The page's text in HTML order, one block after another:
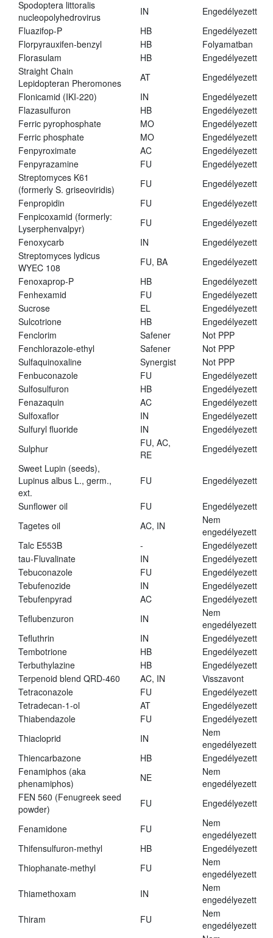
Spodoptera littoralis
nucleopolyhedrovirus
IN
Engedélyezett
Fluazifop-P
HB
Engedélyezett
Florpyrauxifen-benzyl
HB
Folyamatban
Florasulam
HB
Engedélyezett
Straight Chain
Lepidopteran Pheromones
AT
Engedélyezett
Flonicamid (IKI-220)
IN
Engedélyezett
Flazasulfuron
HB
Engedélyezett
Ferric pyrophosphate
MO
Engedélyezett
Ferric phosphate
MO
Engedélyezett
Fenpyroximate
AC
Engedélyezett
Fenpyrazamine
FU
Engedélyezett
Streptomyces K61
(formerly S. griseoviridis)
FU
Engedélyezett
Fenpropidin
FU
Engedélyezett
Fenpicoxamid (formerly:
Lyserphenvalpyr)
FU
Engedélyezett
Fenoxycarb
IN
Engedélyezett
Streptomyces lydicus
WYEC 108
FU, BA
Engedélyezett
Fenoxaprop-P
HB
Engedélyezett
Fenhexamid
FU
Engedélyezett
Sucrose
EL
Engedélyezett
Sulcotrione
HB
Engedélyezett
Fenclorim
Safener
Not PPP
Fenchlorazole-ethyl
Safener
Not PPP
Sulfaquinoxaline
Synergist
Not PPP
Fenbuconazole
FU
Engedélyezett
Sulfosulfuron
HB
Engedélyezett
Fenazaquin
AC
Engedélyezett
Sulfoxaflor
IN
Engedélyezett
Sulfuryl fluoride
IN
Engedélyezett
Sulphur
FU, AC,
RE
Engedélyezett
Sweet Lupin (seeds),
Lupinus albus L., germ.,
ext.
FU Engedélyezett
Sunflower oil FU
Engedélyezett
Tagetes oil
AC, IN
Nem
engedélyezett
Talc E553B
-
Engedélyezett
tau-Fluvalinate
IN
Engedélyezett
Tebuconazole
FU
Engedélyezett
Tebufenozide
IN
Engedélyezett
Tebufenpyrad
AC
Engedélyezett
Teflubenzuron
IN
Nem
engedélyezett
Tefluthrin
IN
Engedélyezett
Tembotrione
HB
Engedélyezett
Terbuthylazine
HB
Engedélyezett
Terpenoid blend QRD-460
AC, IN
Visszavont
Tetraconazole
FU
Engedélyezett
Tetradecan-1-ol
AT
Engedélyezett
Thiabendazole
FU
Engedélyezett
Thiacloprid
IN
Nem
engedélyezett
Thiencarbazone
HB
Engedélyezett
Fenamiphos (aka
phenamiphos)
NE
Nem
engedélyezett
FEN 560 (Fenugreek seed
powder)
FU Engedélyezett
Fenamidone FU
Nem
engedélyezett
Thifensulfuron-methyl
HB
Engedélyezett
Thiophanate-methyl
FU
Nem
engedélyezett
Thiamethoxam
IN
Nem
engedélyezett
Thiram
FU
Nem
engedélyezett